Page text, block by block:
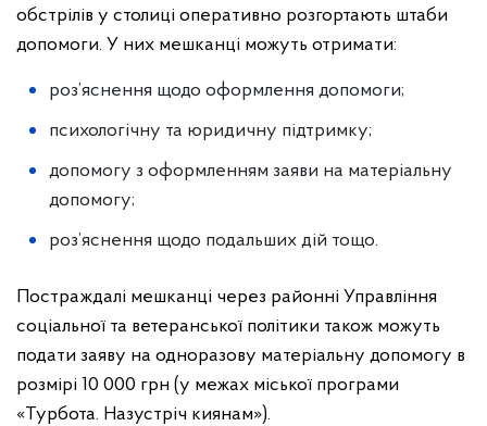
обстрілів у столиці оперативно розгортають штаби
допомоги. У них мешканці можуть отримати:
роз’яснення щодо оформлення допомоги;
психологічну та юридичну підтримку;
допомогу з оформленням заяви на матеріальну
допомогу;
роз’яснення щодо подальших дій тощо.
Постраждалі мешканці через районні Управління
соціальної та ветеранської політики також можуть
подати заяву на одноразову матеріальну допомогу в
розмірі 10 000 грн (у межах міської програми
«Турбота. Назустріч киянам»).